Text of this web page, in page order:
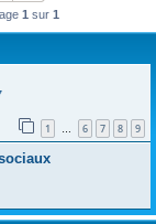
1 sur 1
1 … 6 7 8 9